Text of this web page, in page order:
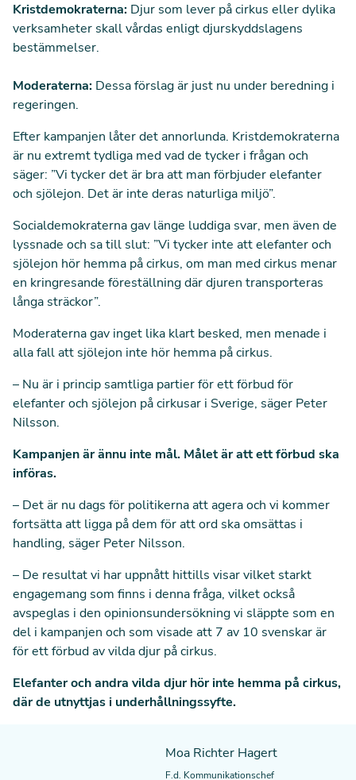
Kristdemokraterna: Djur som lever på cirkus eller dylika
verksamheter skall vårdas enligt djurskyddslagens
bestämmelser.
Moderaterna: Dessa förslag är just nu under beredning i
regeringen.
Efter kampanjen låter det annorlunda. Kristdemokraterna
är nu extremt tydliga med vad de tycker i frågan och
säger: ”Vi tycker det är bra att man förbjuder elefanter
och sjölejon. Det är inte deras naturliga miljö”.
Socialdemokraterna gav länge luddiga svar, men även de
lyssnade och sa till slut: ”Vi tycker inte att elefanter och
sjölejon hör hemma på cirkus, om man med cirkus menar
en kringresande föreställning där djuren transporteras
långa sträckor”.
Moderaterna gav inget lika klart besked, men menade i
alla fall att sjölejon inte hör hemma på cirkus.
– Nu är i princip samtliga partier för ett förbud för
elefanter och sjölejon på cirkusar i Sverige, säger Peter
Nilsson.
Kampanjen är ännu inte mål. Målet är att ett förbud ska
införas.
– Det är nu dags för politikerna att agera och vi kommer
fortsätta att ligga på dem för att ord ska omsättas i
handling, säger Peter Nilsson.
– De resultat vi har uppnått hittills visar vilket starkt
engagemang som finns i denna fråga, vilket också
avspeglas i den opinionsundersökning vi släppte som en
del i kampanjen och som visade att 7 av 10 svenskar är
för ett förbud av vilda djur på cirkus.
Elefanter och andra vilda djur hör inte hemma på cirkus,
där de utnyttjas i underhållningssyfte.
Moa Richter Hagert
F.d. Kommunikationschef